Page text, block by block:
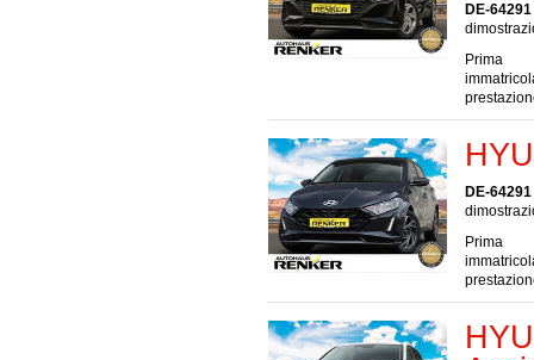
DE-
Prima
DE-
Prima